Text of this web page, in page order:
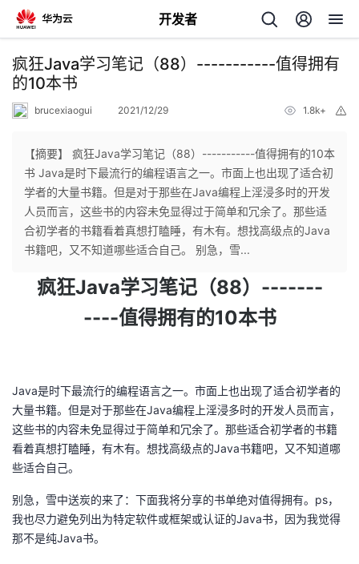
开发者
返
回
个
人
我
者
我
的
博
客
我
的
论
我
的
我
疯狂Java学习笔记（88）-----------值得拥有
的10本书
brucexiaogui 2021/12/29 1.8k+
【摘要】 疯狂Java学习笔记（88）-----------值得拥有的10本
书 Java是时下最流行的编程语言之一。市面上也出现了适合初
学者的大量书籍。但是对于那些在Java编程上淫浸多时的开发
人员而言，这些书的内容未免显得过于简单和冗余了。那些适
合初学者的书籍看着真想打瞌睡，有木有。想找高级点的Java
书籍吧，又不知道哪些适合自己。 别急，雪...
疯狂Java学习笔记（88）-------
----值得拥有的10本书
Java是时下最流行的编程语言之一。市面上也出现了适合初学者的
大量书籍。但是对于那些在Java编程上淫浸多时的开发人员而言，
这些书的内容未免显得过于简单和冗余了。那些适合初学者的书籍
看着真想打瞌睡，有木有。想找高级点的Java书籍吧，又不知道哪
些适合自己。
别急，雪中送炭的来了：下面我将分享的书单绝对值得拥有。ps，
我也尽力避免列出为特定软件或框架或认证的Java书，因为我觉得
那不是纯Java书。